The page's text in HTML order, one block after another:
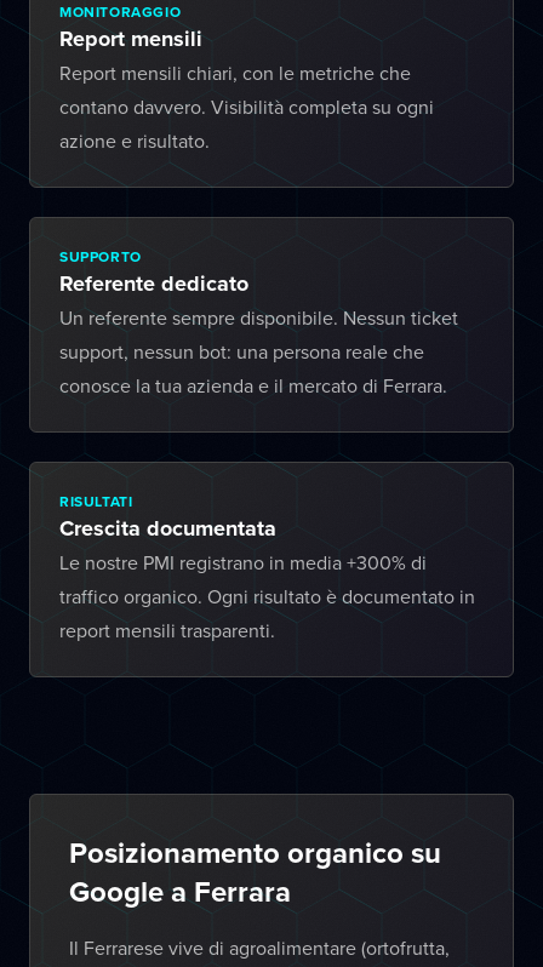
MONITORAGGIO
Report mensili
Report mensili chiari, con le metriche che
contano davvero. Visibilità completa su ogni
azione e risultato.
SUPPORTO
Referente dedicato
Un referente sempre disponibile. Nessun ticket
support, nessun bot: una persona reale che
conosce la tua azienda e il mercato di Ferrara.
RISULTATI
Crescita documentata
Le nostre PMI registrano in media +300% di
traffico organico. Ogni risultato è documentato in
report mensili trasparenti.
Posizionamento organico su
Google a Ferrara
Il Ferrarese vive di agroalimentare (ortofrutta,